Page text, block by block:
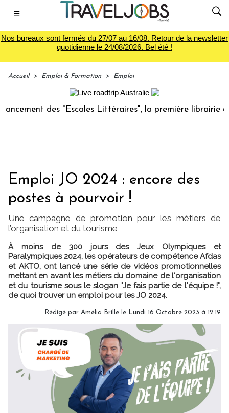
☰
Nos bureaux sont fermés du 27/07 au 16/08. Retour de la newsletter
quotidienne le 24/08/2026. Bel été !
Accueil > Emploi & Formation > Emploi
des "Escales Littéraires", la première librairie du
Emploi JO 2024 : encore des
postes à pourvoir !
Une campagne de promotion pour les métiers de
l’organisation et du tourisme
À moins de 300 jours des Jeux Olympiques et
Paralympiques 2024, les opérateurs de compétence Afdas
et AKTO, ont lancé une série de vidéos promotionnelles
mettant en avant les métiers du domaine de l'organisation
et du tourisme sous le slogan "Je fais partie de l'équipe !",
de quoi trouver un emploi pour les JO 2024.
Rédigé par Amélia Brille le Lundi 16 Octobre 2023 à 12:19